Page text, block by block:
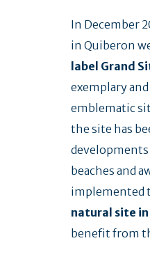
In December
in Quiberon
label Grand
exemplary
emblematic
the site has
beaches and
implemented
natural site
benefit from